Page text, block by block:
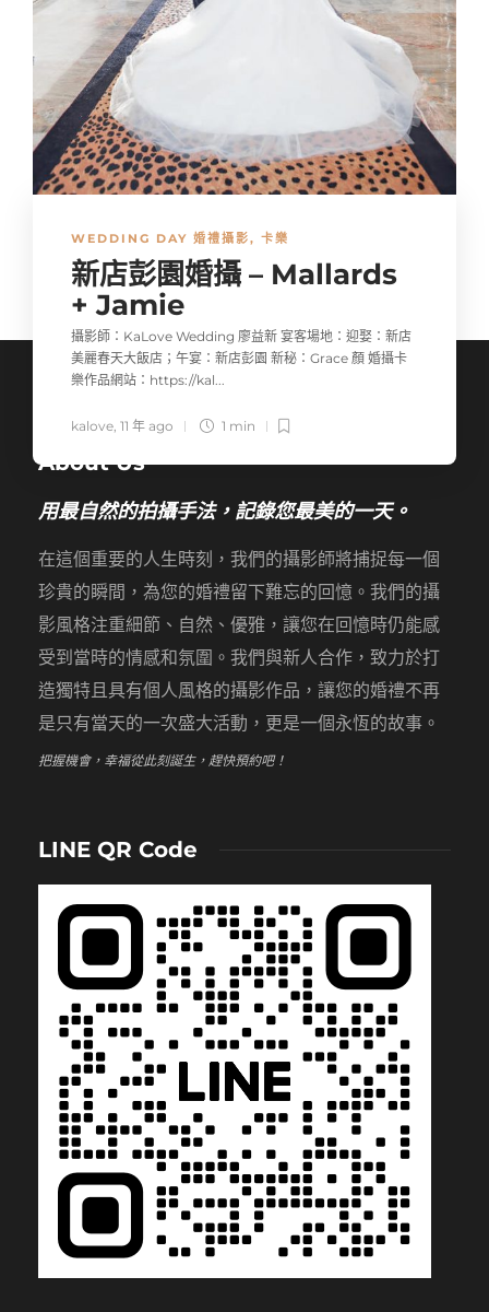
WEDDING DAY 婚禮攝影, 卡樂
新店彭園婚攝 – Mallards
+ Jamie
攝影師：KaLove Wedding 廖益新 宴客場地：迎娶：新店
美麗春天大飯店；午宴：新店彭園 新秘：Grace 顏 婚攝卡
樂作品網站：https://kal...
kalove, 11 年 ago 1 min
About Us
用最自然的拍攝手法，記錄您最美的一天。
在這個重要的人生時刻，我們的攝影師將捕捉每一個
珍貴的瞬間，為您的婚禮留下難忘的回憶。我們的攝
影風格注重細節、自然、優雅，讓您在回憶時仍能感
受到當時的情感和氛圍。我們與新人合作，致力於打
造獨特且具有個人風格的攝影作品，讓您的婚禮不再
是只有當天的一次盛大活動，更是一個永恆的故事。
把握機會，幸福從此刻誕生，趕快預約吧！
LINE QR Code